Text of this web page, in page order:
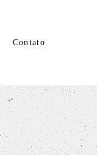
Contato